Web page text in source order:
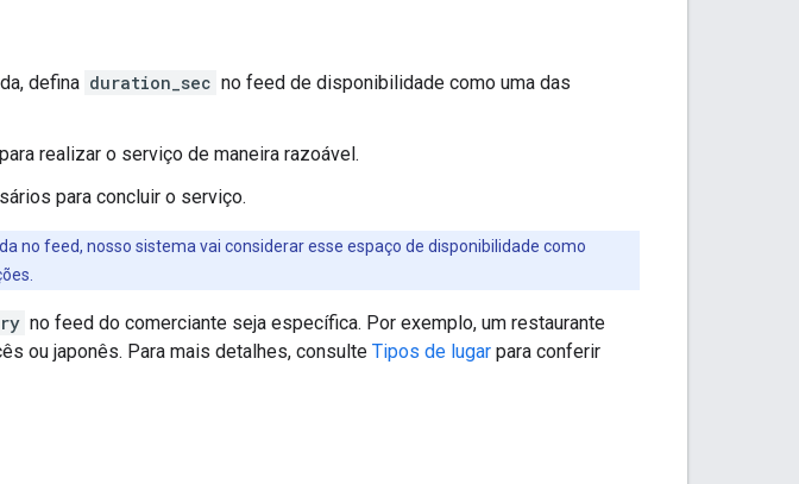
defina duration_sec no feed de disponibilidade como uma das
realizar o serviço de maneira razoável.
para concluir o serviço.
no feed, nosso sistema vai considerar esse espaço de disponibilidade como
no feed do comerciante seja específica. Por exemplo, um restaurante
ou japonês. Para mais detalhes, consulte Tipos de lugar para conferir